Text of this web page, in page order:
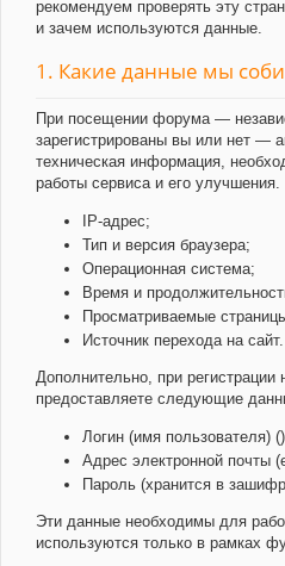
рекомендуем проверять эту
и зачем используются данные.
1. Какие данные мы
При посещении форума —
зарегистрированы вы или нет —
техническая информация,
работы сервиса и его улучшения.
IP-адрес;
Тип и версия браузера;
Операционная система;
Время и
Просматриваемые
Источник перехода на сайт.
Дополнительно, при
предоставляете следующие
Логин (имя пользователя)
Адрес электронной почты
Пароль (хранится в
Эти данные необходимы для
используются только в рамках